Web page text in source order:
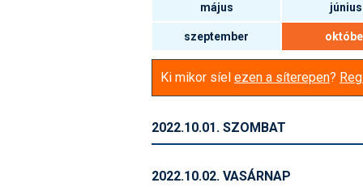
május június
szeptember
Ki mikor síel ezen a síterepen?
2022.10.01. SZOMBAT
2022.10.02. VASÁRNAP